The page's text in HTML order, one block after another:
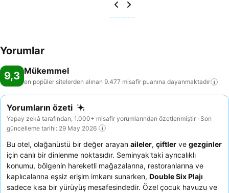
Yorumlar
9,3 Mükemmel
en popüler sitelerden alınan 9.477 misafir puanına dayanmaktadır
Yorumların özeti
Yapay zekâ tarafından, 1.000+ misafir yorumlarından özetlenmiştir · Son
güncelleme tarihi: 29 May 2026
Bu otel, olağanüstü bir değer arayan aileler, çiftler ve gezginler
için canlı bir dinlenme noktasıdır. Seminyak'taki ayrıcalıklı
konumu, bölgenin hareketli mağazalarına, restoranlarına ve
kaplıcalarına eşsiz erişim imkanı sunarken, Double Six Plajı
sadece kısa bir yürüyüş mesafesindedir. Özel çocuk havuzu ve